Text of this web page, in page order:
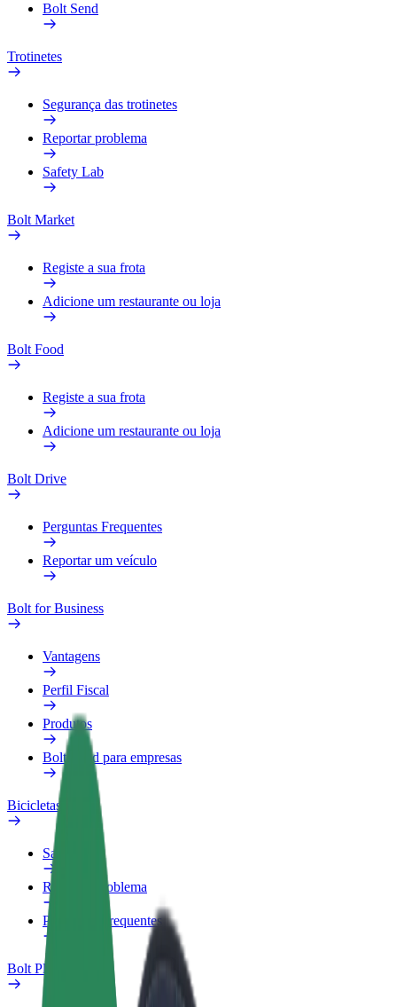
Bolt Send
Trotinetes
Segurança das trotinetes
Reportar problema
Safety Lab
Bolt Market
Registe a sua frota
Adicione um restaurante ou loja
Bolt Food
Registe a sua frota
Adicione um restaurante ou loja
Bolt Drive
Perguntas Frequentes
Reportar um veículo
Bolt for Business
Vantagens
Perfil Fiscal
Produtos
Bolt Food para empresas
Bicicletas
Safety Lab
Reportar problema
Perguntas Frequentes
Bolt Plus